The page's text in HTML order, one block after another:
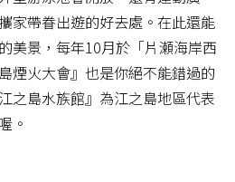
家帶眷出遊的好去處。在此還能
美景，每年10月於「片瀬海岸西
煙火大會』也是你絕不能錯過的
之島水族館』為江之島地區代表
。